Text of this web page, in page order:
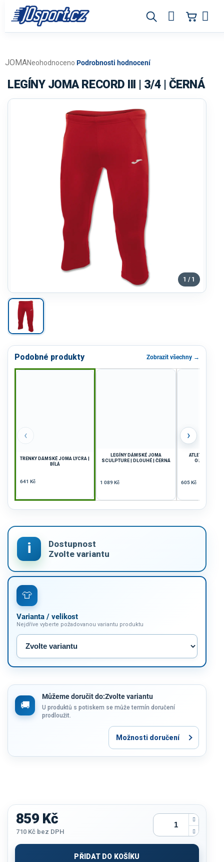
obsah
Průměrné
produktu
je
0,0
Neohodnoceno Podrobnosti hodnocení
JOMA
LEGÍNY JOMA RECORD III | 3/4 | ČERNÁ
1 / 1
Podobné produkty Zobrazit všechny →
‹
TRENKY DÁMSKÉ JOMA LYCRA |
BÍLÁ
641 Kč
LEGÍNY DÁMSKÉ JOMA
SCULPTURE | DLOUHÉ | ČERNÁ
1 089 Kč
ATLETICKÉ
OLIMPIA II |
605 Kč
›
Varianta / velikost
Nejdříve vyberte požadovanou variantu produktu
Můžeme doručit do:Zvolte variantu
U produktů s potiskem se může termín doručení
prodloužit.
Možnosti doručení
859 Kč
710 Kč bez DPH
cena:
PŘIDAT DO KOŠÍKU